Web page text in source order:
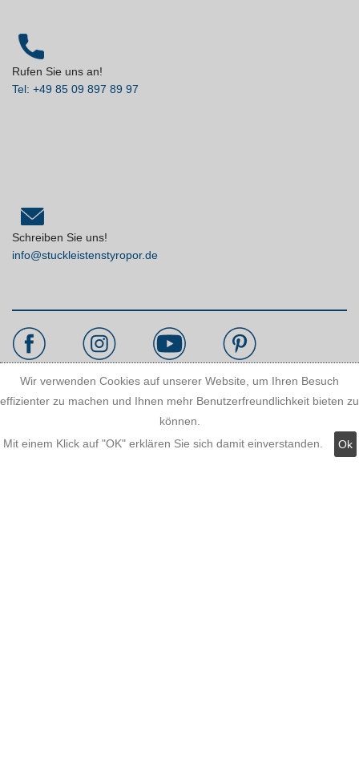
Rufen Sie uns an!
Tel: +49 85 09 897 89 97
Schreiben Sie uns!
info@stuckleistenstyropor.de
Kundeninformationen:
Wir verwenden Cookies auf unserer Website, um Ihren Besuch
effizienter zu machen und Ihnen mehr Benutzerfreundlichkeit bieten zu
können.
Mit einem Klick auf "OK" erklären Sie sich damit einverstanden.
Ok